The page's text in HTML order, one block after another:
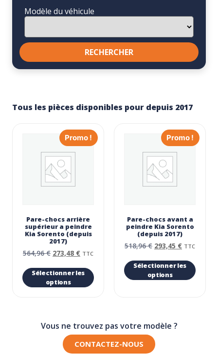
Modèle du véhicule
Tous les pièces disponibles pour depuis 2017
Promo !
Pare-chocs arrière
supérieur a peindre
Kia Sorento (depuis
2017)
564,96€ 273,48 € TTC
Sélectionner les
options
Promo !
Pare-chocs avant a
peindre Kia Sorento
(depuis 2017)
518,96€ 293,45 € TTC
Sélectionner les
options
Vous ne trouvez pas votre modèle ?
CONTACTEZ-NOUS